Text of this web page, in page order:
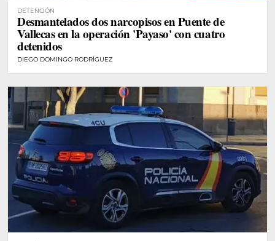
DETENCIÓN
Desmantelados dos narcopisos en Puente de
Vallecas en la operación 'Payaso' con cuatro
detenidos
DIEGO DOMINGO RODRÍGUEZ